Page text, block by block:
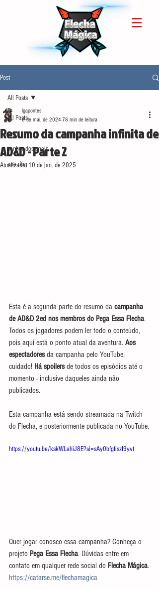
Post
All Posts
rpg
senhor dos aneis
one ring
All Posts
Resumo da campanha infinita de
AD&D - Parte 2
lgapontes
6 de mai. de 2024 78 min de leitura
Atualizado:10 de jan. de 2025
Esta é a segunda parte do resumo da campanha
de AD&D 2ed nos membros do Pega Essa Flecha.
Todos os jogadores podem ler todo o conteúdo,
pois aqui está o ponto atual da aventura. Aos
espectadores da campanha pelo YouTube,
cuidado! Há spoilers de todos os episódios até o
momento - inclusive daqueles ainda não
publicados.
Esta campanha está sendo streamada na Twitch
do Flecha, e posteriormente publicada no YouTube.
https://youtu.be/kskWLahiJ8E?si=sAy0bfgfiszI9yvt
Quer jogar conosco essa campanha? Conheça o
projeto Pega Essa Flecha. Dúvidas entre em
contato em qualquer rede social do Flecha Mágica.
https://catarse.me/flechamagica